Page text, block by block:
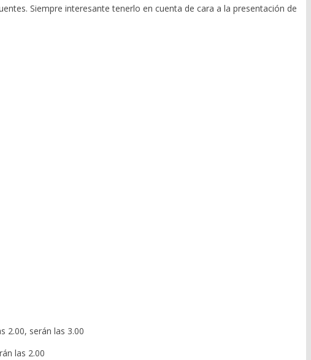
Siempre interesante tenerlo en cuenta de cara a la presentación de
2.00, serán las 3.00
las 2.00